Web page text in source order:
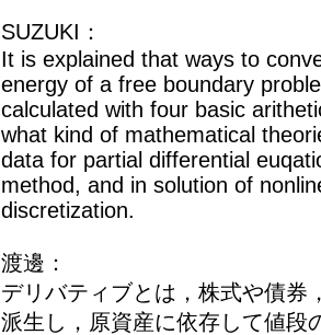
SUZUKI：
It is explained that ways to
energy of a free boundary
calculated with four basic
what kind of mathematical
data for partial differential
method, and in solution of
discretization.
渡邊：
デリバティブとは，株式や債券
派生し，原資産に依存して値段